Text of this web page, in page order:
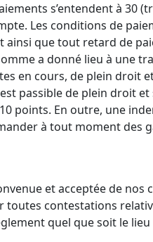
s’entendent à 30
Les conditions de
ainsi que tout retard de
a donné lieu à une
en cours, de plein droit
passible de plein droit
points. En outre, une
à tout moment des
et acceptée de
contestations
quel que soit le